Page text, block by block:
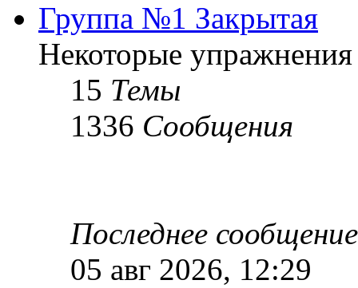
Группа №1 Закрытая
Некоторые упражнения
15 Темы
1336 Сообщения
Последнее сообщение
05 авг 2026, 12:29